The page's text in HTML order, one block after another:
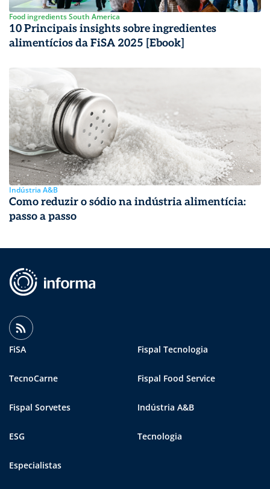
Food ingredients South America
10 Principais insights sobre ingredientes
alimentícios da FiSA 2025 [Ebook]
Indústria A&B
Como reduzir o sódio na indústria alimentícia:
passo a passo
FiSA Fispal Tecnologia
TecnoCarne Fispal Food Service
Fispal Sorvetes Indústria A&B
ESG Tecnologia
Especialistas